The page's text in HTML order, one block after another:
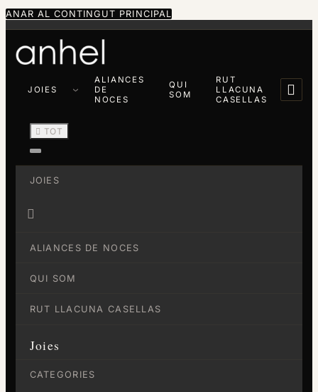
ANAR AL CONTINGUT PRINCIPAL
JOIES
ALIANCES
DE
NOCES
QUI
SOM
RUT
LLACUNA
CASELLAS

 TOT
JOIES

ALIANCES DE NOCES
QUI SOM
RUT LLACUNA CASELLAS
Joies
CATEGORIES